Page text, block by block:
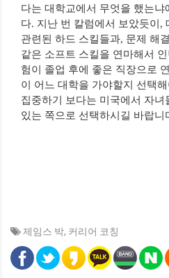
다는 대학교에서 무엇을 했는냐
다. 지난 번 칼럼에서 보았듯이 ,
관련된 하드 스킬들과, 문제 해
같은 소프트 스킬을 연마해서
험이 졸업 후에 좋은 직장으로
이 어느 대학을 가야할지 선택해
집중하기 보다는 미국에서 자
있는 쪽으로 선택하시길 바랍니
제임스 박, 커리어 코칭